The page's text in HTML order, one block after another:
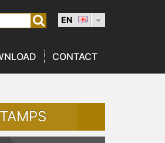
EN
CONTACT